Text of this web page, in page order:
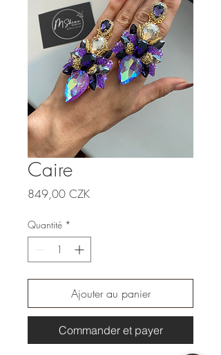
Caire
849,00 CZKPrix
Quantité *
Ajouter au panier
Commander et payer